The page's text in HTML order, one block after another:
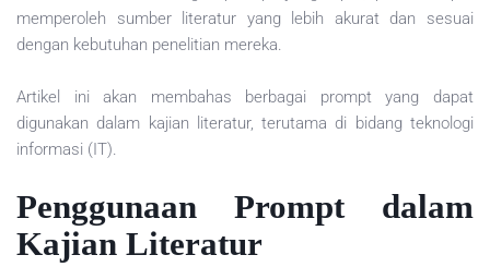
memperoleh sumber literatur yang lebih akurat dan sesuai
dengan kebutuhan penelitian mereka.
Artikel ini akan membahas berbagai prompt yang dapat
digunakan dalam kajian literatur, terutama di bidang teknologi
informasi (IT).
Penggunaan Prompt dalam
Kajian Literatur